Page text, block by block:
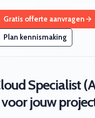
Gratis offerte aanvragen
Plan kennismaking
Specialist
jouw